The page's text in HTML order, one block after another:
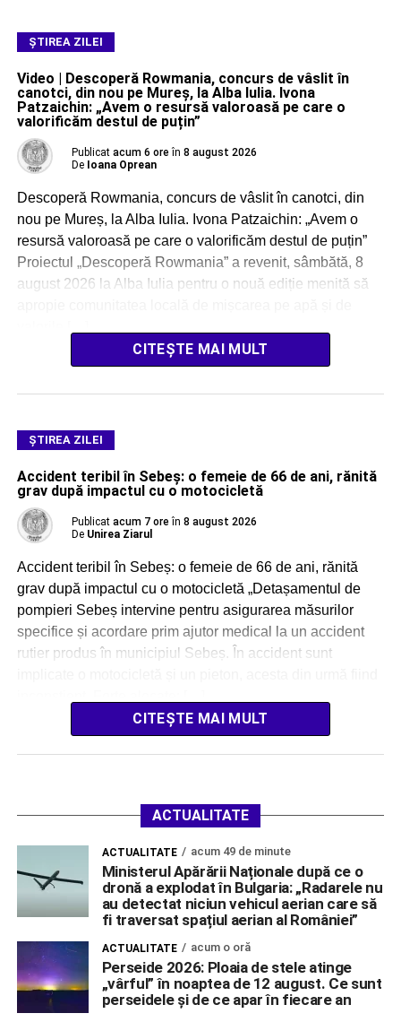
ŞTIREA ZILEI
Video | Descoperă Rowmania, concurs de vâslit în
canotci, din nou pe Mureș, la Alba Iulia. Ivona
Patzaichin: „Avem o resursă valoroasă pe care o
valorificăm destul de puțin”
Publicat acum 6 ore în 8 august 2026
De Ioana Oprean
Descoperă Rowmania, concurs de vâslit în canotci, din
nou pe Mureș, la Alba Iulia. Ivona Patzaichin: „Avem o
resursă valoroasă pe care o valorificăm destul de puțin”
Proiectul „Descoperă Rowmania” a revenit, sâmbătă, 8
august 2026 la Alba Iulia pentru o nouă ediție menită să
CITEȘTE MAI MULT
ŞTIREA ZILEI
Accident teribil în Sebeș: o femeie de 66 de ani, rănită
grav după impactul cu o motocicletă
Publicat acum 7 ore în 8 august 2026
De Unirea Ziarul
Accident teribil în Sebeș: o femeie de 66 de ani, rănită
grav după impactul cu o motocicletă „Detașamentul de
pompieri Sebeș intervine pentru asigurarea măsurilor
specifice și acordare prim ajutor medical la un accident
rutier produs în municipiul Sebeș. În accident sunt
CITEȘTE MAI MULT
ACTUALITATE
ACTUALITATE acum 49 de minute
Ministerul Apărării Naționale după ce o
dronă a explodat în Bulgaria: „Radarele nu
au detectat niciun vehicul aerian care să
fi traversat spațiul aerian al României”
ACTUALITATE acum o oră
Perseide 2026: Ploaia de stele atinge
„vârful” în noaptea de 12 august. Ce sunt
perseidele și de ce apar în fiecare an